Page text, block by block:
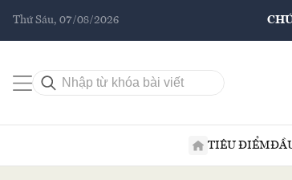
Thứ Sáu, 07/08/2026
TIÊU ĐIỂM